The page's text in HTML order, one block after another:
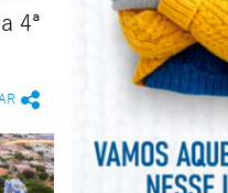
4ª